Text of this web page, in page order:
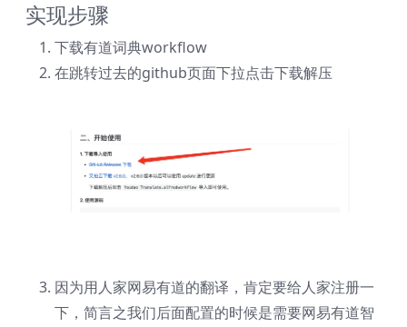
实现步骤
下载有道词典workflow
在跳转过去的github页面下拉点击下载解压
因为用人家网易有道的翻译，肯定要给人家注册一
下，简言之我们后面配置的时候是需要网易有道智